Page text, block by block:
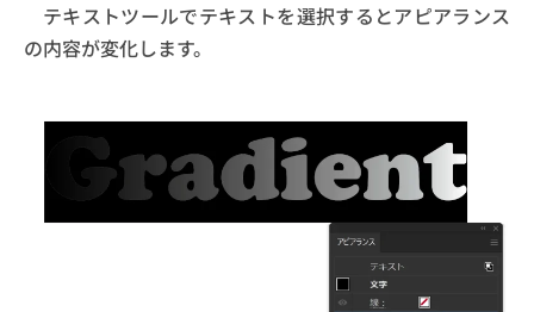
テキストツールでテキストを選択するとアピアランス
の内容が変化します。